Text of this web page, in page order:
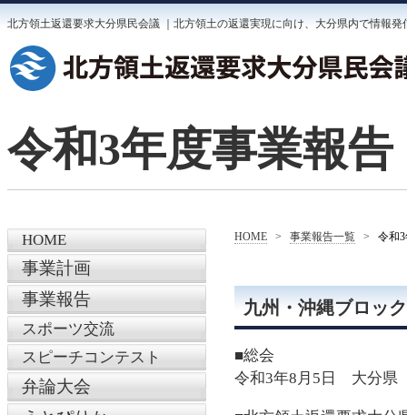
北方領土返還要求大分県民会議 ｜北方領土の返還実現に向け、大分県内で情報
令和3年度事業報告
HOME > 事業報告一覧 > 令和
九州・沖縄ブロッ
■総会
令和3年8月5日 大分県
HOME
事業計画
事業報告
スポーツ交流
スピーチコンテスト
弁論大会